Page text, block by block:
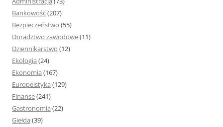
Bankowość(207)
Bezpieczeństwo (55)
Doradztwo zawodowe(11)
Dziennikarstwo (12)
Ekologia (24)
Ekonomia (167)
Europeistyka (129)
Finanse(241)
Gastronomia (22)
Giełda (39)